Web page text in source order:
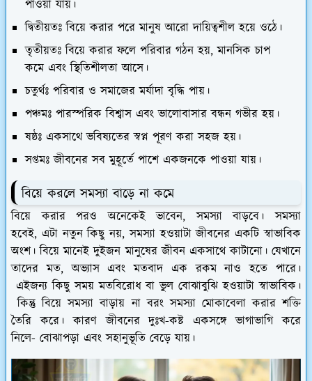
পাওয়া যায়।
দ্বিতীয়তঃ বিয়ে করার পরে মানুষ আরো দায়িত্বশীল হয়ে ওঠে।
তৃতীয়তঃ বিয়ে করার ফলে পরিবার গঠন হয়, মানসিক চাপ
কমে এবং স্থিতিশীলতা আসে।
চতুর্থঃ পরিবার ও সমাজের মর্যাদা বৃদ্ধি পায়।
পঞ্চমঃ পারস্পরিক বিশ্বাস এবং ভালোবাসার বন্ধন গভীর হয়।
ষষ্ঠঃ একসাথে ভবিষ্যতের স্বপ্ন পূরণ করা সহজ হয়।
সপ্তমঃ জীবনের সব মুহূর্তে পাশে একজনকে পাওয়া যায়।
বিয়ে করলে সমস্যা বাড়ে না কমে
বিয়ে করার পরও অনেকেই ভাবেন, সমস্যা বাড়বে। সমস্যা
হবেই, এটা নতুন কিছু নয়, সমস্যা হওয়াটা জীবনের একটি স্বাভাবিক
অংশ। বিয়ে মানেই দুইজন মানুষের জীবন একসাথে কাটানো। যেখানে
তাদের মত, অভ্যাস এবং মতবাদ এক রকম নাও হতে পারে।
এইজন্য কিছু সময় মতবিরোধ বা ভুল বোঝাবুঝি হওয়াটা স্বাভাবিক।
কিন্তু বিয়ে সমস্যা বাড়ায় না বরং সমস্যা মোকাবেলা করার শক্তি
তৈরি করে। কারণ জীবনের দুঃখ-কষ্ট একসঙ্গে ভাগাভাগি করে
নিলে- বোঝাপড়া এবং সহানুভূতি বেড়ে যায়।